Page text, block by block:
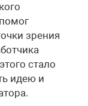
зрения
стало
идею и